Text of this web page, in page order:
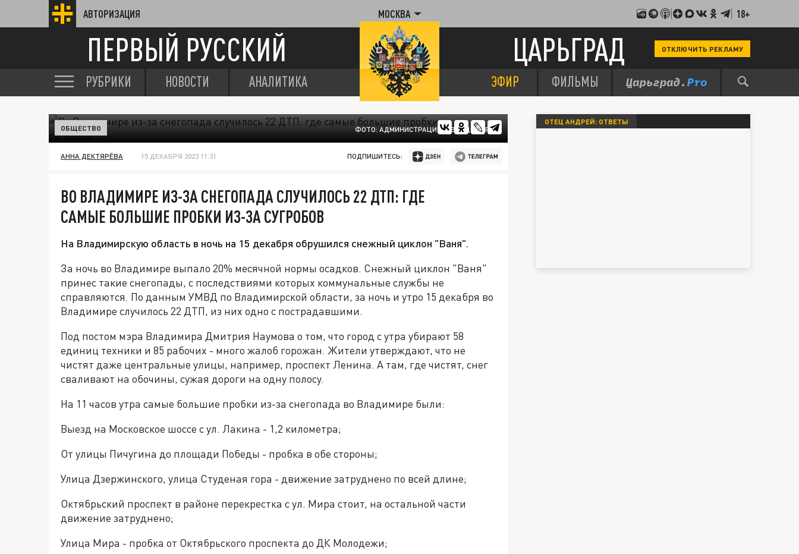
АВТОРИЗАЦИЯ МОСКВА 18+
ПЕРВЫЙ РУССКИЙ ЦАРЬГРАД ОТКЛЮЧИТЬ РЕКЛАМУ
РУБРИКИ НОВОСТИ АНАЛИТИКА ЭФИР ФИЛЬМЫ
ФОТО: АДМИНИСТРАЦИЯ Г. ВЛАДИМИРА.
ОБЩЕСТВО
АННА ДЕКТЯРЁВА 15 ДЕКАБРЯ 2023 11:31 ПОДПИШИТЕСЬ:
ВО ВЛАДИМИРЕ ИЗ-ЗА СНЕГОПАДА СЛУЧИЛОСЬ 22 ДТП: ГДЕ
САМЫЕ БОЛЬШИЕ ПРОБКИ ИЗ-ЗА СУГРОБОВ
На Владимирскую область в ночь на 15 декабря обрушился снежный циклон "Ваня".
За ночь во Владимире выпало 20% месячной нормы осадков. Снежный циклон "Ваня"
принес такие снегопады, с последствиями которых коммунальные службы не
справляются. По данным УМВД по Владимирской области, за ночь и утро 15 декабря во
Владимире случилось 22 ДТП, из них одно с пострадавшими.
Под постом мэра Владимира Дмитрия Наумова о том, что город с утра убирают 58
единиц техники и 85 рабочих - много жалоб горожан. Жители утверждают, что не
чистят даже центральные улицы, например, проспект Ленина. А там, где чистят, снег
сваливают на обочины, сужая дороги на одну полосу.
На 11 часов утра самые большие пробки из-за снегопада во Владимире были:
Выезд на Московское шоссе с ул. Лакина - 1,2 километра;
От улицы Пичугина до площади Победы - пробка в обе стороны;
Улица Дзержинского, улица Студеная гора - движение затруднено по всей длине;
Октябрьский проспект в районе перекрестка с ул. Мира стоит, на остальной части
движение затруднено;
Улица Мира - пробка от Октябрьского проспекта до ДК Молодежи;
ОТЕЦ АНДРЕЙ: ОТВЕТЫ